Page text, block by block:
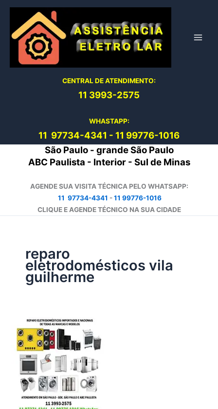
conteúdo
CENTRAL DE ATENDIMENTO:
11 3993-2575
WHASTAPP:
11 97734-4341 - 11 99776-1016
São Paulo - grande São Paulo
ABC Paulista - Interior - Sul de Minas
AGENDE SUA VISITA TÉCNICA PELO WHATSAPP:
11 97734-4341 -11 99776-1016
CLIQUE E AGENDE TÉCNICO NA SUA CIDADE
reparo
eletrodomésticos vila
guilherme